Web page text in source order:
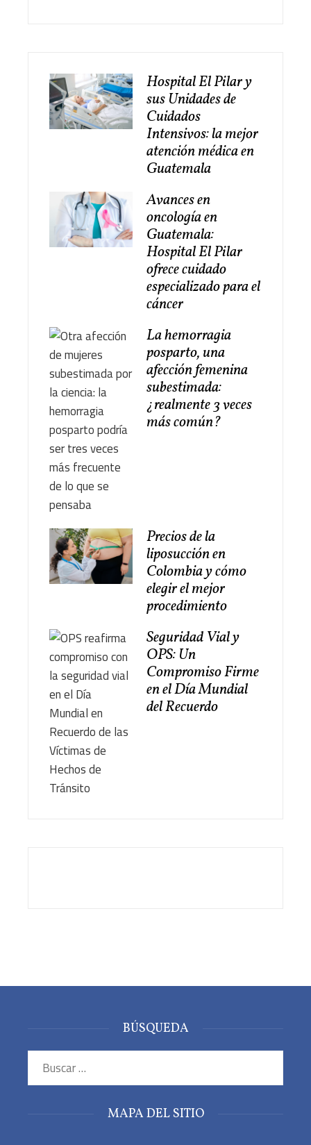
Hospital El Pilar y
sus Unidades de
Cuidados
Intensivos: la mejor
atención médica en
Guatemala
Avances en
oncología en
Guatemala:
Hospital El Pilar
ofrece cuidado
especializado para el
cáncer
La hemorragia
posparto, una
afección femenina
subestimada:
¿realmente 3 veces
más común?
Precios de la
liposucción en
Colombia y cómo
elegir el mejor
procedimiento
Seguridad Vial y
OPS: Un
Compromiso Firme
en el Día Mundial
del Recuerdo
BÚSQUEDA
Buscar:
MAPA DEL SITIO